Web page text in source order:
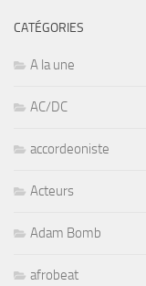
CATÉGORIES
A la une
AC/DC
accordeoniste
Acteurs
Adam Bomb
afrobeat